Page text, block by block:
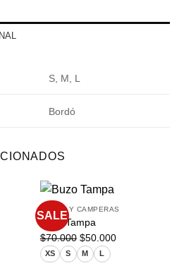
S, M, L
Bordó
SALE
BUZOS Y CAMPERAS
Buzo Tampa
$70.000 El
precio
$50.000El
XS S M L